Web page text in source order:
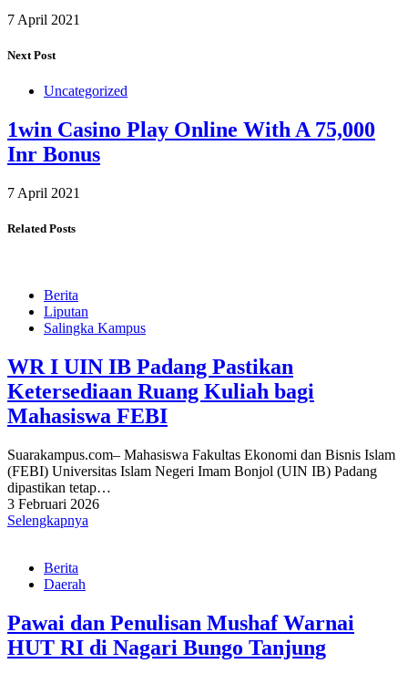
7 April 2021
Next Post
Uncategorized
1win Casino Play Online With A 75,000
Inr Bonus
7 April 2021
Related Posts
Berita
Liputan
Salingka Kampus
WR I UIN IB Padang Pastikan
Ketersediaan Ruang Kuliah bagi
Mahasiswa FEBI
Suarakampus.com– Mahasiswa Fakultas Ekonomi dan Bisnis Islam
(FEBI) Universitas Islam Negeri Imam Bonjol (UIN IB) Padang
dipastikan tetap…
3 Februari 2026
Selengkapnya
Berita
Daerah
Pawai dan Penulisan Mushaf Warnai
HUT RI di Nagari Bungo Tanjung